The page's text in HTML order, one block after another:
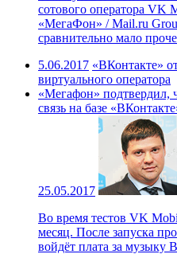
сотового оператора VK
«МегаФон» / Mail.ru
сравнительно мало
5.06.2017 «ВКонтакте»
виртуального оператора
«Мегафон» подтвердил,
связь на базе
25.05.2017
Во время тестов VK
месяц. После запуска
войдёт плата за музыку